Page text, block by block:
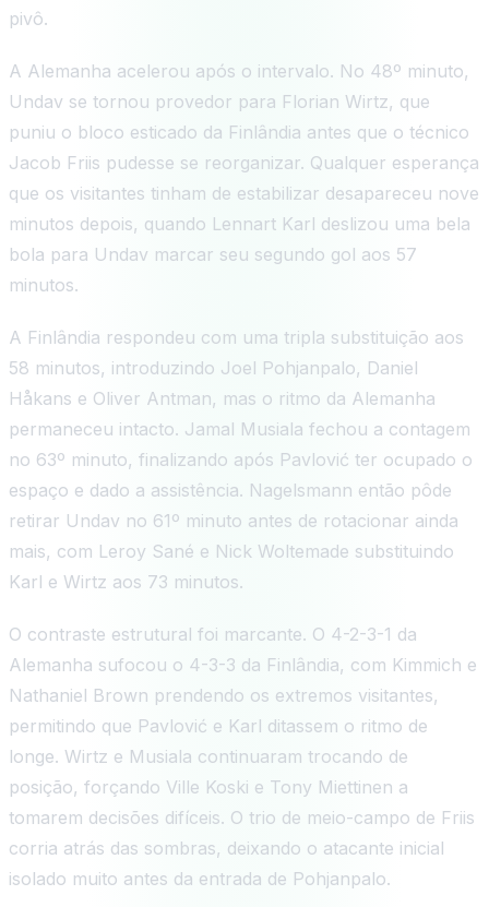
pivô.
A Alemanha acelerou após o intervalo. No 48º minuto,
Undav se tornou provedor para Florian Wirtz, que
puniu o bloco esticado da Finlândia antes que o técnico
Jacob Friis pudesse se reorganizar. Qualquer esperança
que os visitantes tinham de estabilizar desapareceu nove
minutos depois, quando Lennart Karl deslizou uma bela
bola para Undav marcar seu segundo gol aos 57
minutos.
A Finlândia respondeu com uma tripla substituição aos
58 minutos, introduzindo Joel Pohjanpalo, Daniel
Håkans e Oliver Antman, mas o ritmo da Alemanha
permaneceu intacto. Jamal Musiala fechou a contagem
no 63º minuto, finalizando após Pavlović ter ocupado o
espaço e dado a assistência. Nagelsmann então pôde
retirar Undav no 61º minuto antes de rotacionar ainda
mais, com Leroy Sané e Nick Woltemade substituindo
Karl e Wirtz aos 73 minutos.
O contraste estrutural foi marcante. O 4-2-3-1 da
Alemanha sufocou o 4-3-3 da Finlândia, com Kimmich e
Nathaniel Brown prendendo os extremos visitantes,
permitindo que Pavlović e Karl ditassem o ritmo de
longe. Wirtz e Musiala continuaram trocando de
posição, forçando Ville Koski e Tony Miettinen a
tomarem decisões difíceis. O trio de meio-campo de Friis
corria atrás das sombras, deixando o atacante inicial
isolado muito antes da entrada de Pohjanpalo.